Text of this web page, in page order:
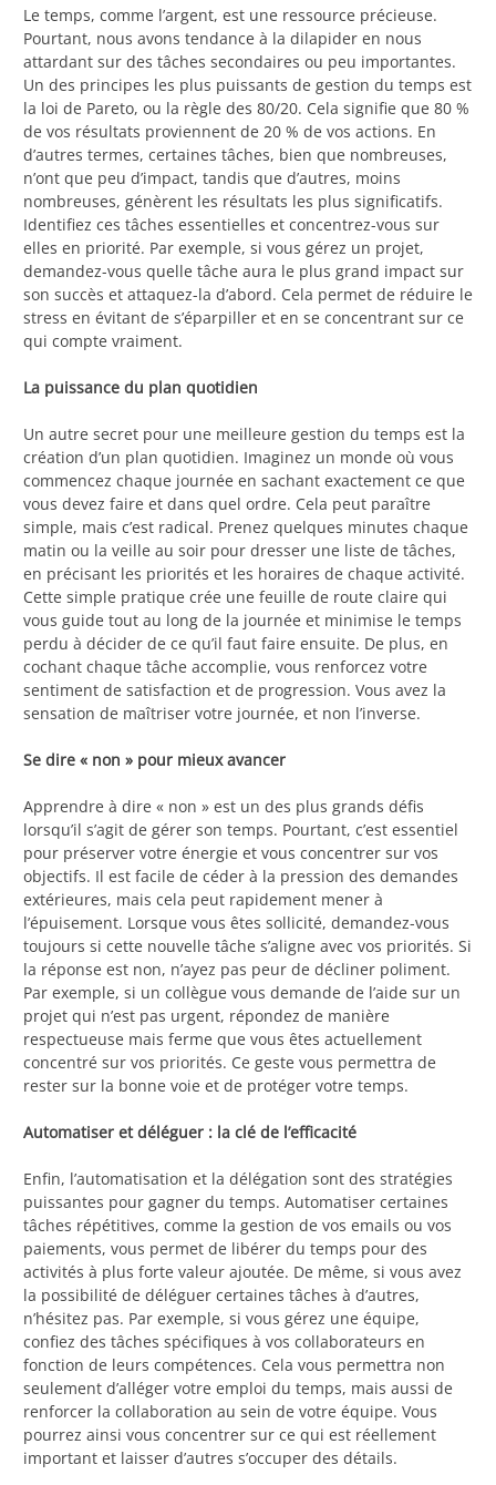
Le temps, comme l’argent, est une ressource précieuse.
Pourtant, nous avons tendance à la dilapider en nous
attardant sur des tâches secondaires ou peu importantes.
Un des principes les plus puissants de gestion du temps est
la loi de Pareto, ou la règle des 80/20. Cela signifie que 80 %
de vos résultats proviennent de 20 % de vos actions. En
d’autres termes, certaines tâches, bien que nombreuses,
n’ont que peu d’impact, tandis que d’autres, moins
nombreuses, génèrent les résultats les plus significatifs.
Identifiez ces tâches essentielles et concentrez-vous sur
elles en priorité. Par exemple, si vous gérez un projet,
demandez-vous quelle tâche aura le plus grand impact sur
son succès et attaquez-la d’abord. Cela permet de réduire le
stress en évitant de s’éparpiller et en se concentrant sur ce
qui compte vraiment.
La puissance du plan quotidien
Un autre secret pour une meilleure gestion du temps est la
création d’un plan quotidien. Imaginez un monde où vous
commencez chaque journée en sachant exactement ce que
vous devez faire et dans quel ordre. Cela peut paraître
simple, mais c’est radical. Prenez quelques minutes chaque
matin ou la veille au soir pour dresser une liste de tâches,
en précisant les priorités et les horaires de chaque activité.
Cette simple pratique crée une feuille de route claire qui
vous guide tout au long de la journée et minimise le temps
perdu à décider de ce qu’il faut faire ensuite. De plus, en
cochant chaque tâche accomplie, vous renforcez votre
sentiment de satisfaction et de progression. Vous avez la
sensation de maîtriser votre journée, et non l’inverse.
Se dire « non » pour mieux avancer
Apprendre à dire « non » est un des plus grands défis
lorsqu’il s’agit de gérer son temps. Pourtant, c’est essentiel
pour préserver votre énergie et vous concentrer sur vos
objectifs. Il est facile de céder à la pression des demandes
extérieures, mais cela peut rapidement mener à
l’épuisement. Lorsque vous êtes sollicité, demandez-vous
toujours si cette nouvelle tâche s’aligne avec vos priorités. Si
la réponse est non, n’ayez pas peur de décliner poliment.
Par exemple, si un collègue vous demande de l’aide sur un
projet qui n’est pas urgent, répondez de manière
respectueuse mais ferme que vous êtes actuellement
concentré sur vos priorités. Ce geste vous permettra de
rester sur la bonne voie et de protéger votre temps.
Automatiser et déléguer : la clé de l’efficacité
Enfin, l’automatisation et la délégation sont des stratégies
puissantes pour gagner du temps. Automatiser certaines
tâches répétitives, comme la gestion de vos emails ou vos
paiements, vous permet de libérer du temps pour des
activités à plus forte valeur ajoutée. De même, si vous avez
la possibilité de déléguer certaines tâches à d’autres,
n’hésitez pas. Par exemple, si vous gérez une équipe,
confiez des tâches spécifiques à vos collaborateurs en
fonction de leurs compétences. Cela vous permettra non
seulement d’alléger votre emploi du temps, mais aussi de
renforcer la collaboration au sein de votre équipe. Vous
pourrez ainsi vous concentrer sur ce qui est réellement
important et laisser d’autres s’occuper des détails.